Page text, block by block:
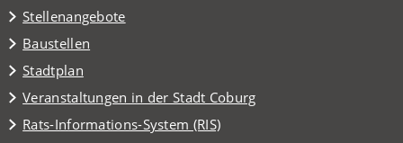
Stellenangebote
Baustellen
Stadtplan
(Öffnet
in
einem
neuen
Veranstaltungen in der Stadt Coburg
(Öffnet
in
einem
Rats-Informations-System (RIS)
(Öffnet